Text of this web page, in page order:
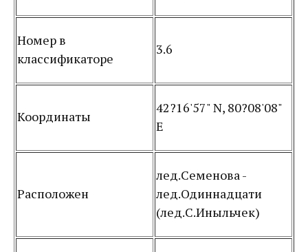
Номер в
классификаторе
3.6
Координаты
42?16'57" N, 80?08'08"
E
Расположен
лед.Семенова -
лед.Одиннадцати
(лед.С.Иныльчек)